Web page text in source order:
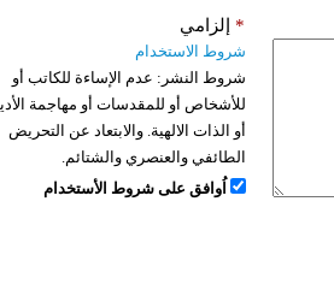
إلزامي *
شروط الاستخدام
شروط النشر: عدم الإساءة للكاتب أو
للأشخاص أو للمقدسات أو مهاجمة
أو الذات الالهية. والابتعاد عن التحريض
الطائفي والعنصري والشتائم.
اُوافق على شروط الأستخدام